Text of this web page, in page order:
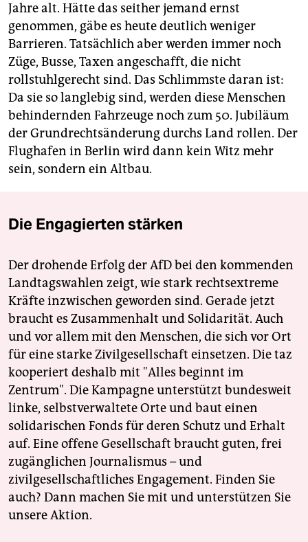
Jahre alt. Hätte das seither jemand ernst
genommen, gäbe es heute deutlich weniger
Barrieren. Tatsächlich aber werden immer noch
Züge, Busse, Taxen angeschafft, die nicht
rollstuhlgerecht sind. Das Schlimmste daran ist:
Da sie so langlebig sind, werden diese Menschen
behindernden Fahrzeuge noch zum 50. Jubiläum
der Grundrechtsänderung durchs Land rollen. Der
Flughafen in Berlin wird dann kein Witz mehr
sein, sondern ein Altbau.
Die Engagierten stärken
Der drohende Erfolg der AfD bei den kommenden
Landtagswahlen zeigt, wie stark rechtsextreme
Kräfte inzwischen geworden sind. Gerade jetzt
braucht es Zusammenhalt und Solidarität. Auch
und vor allem mit den Menschen, die sich vor Ort
für eine starke Zivilgesellschaft einsetzen. Die taz
kooperiert deshalb mit "Alles beginnt im
Zentrum". Die Kampagne unterstützt bundesweit
linke, selbstverwaltete Orte und baut einen
solidarischen Fonds für deren Schutz und Erhalt
auf. Eine offene Gesellschaft braucht guten, frei
zugänglichen Journalismus – und
zivilgesellschaftliches Engagement. Finden Sie
auch? Dann machen Sie mit und unterstützen Sie
unsere Aktion.